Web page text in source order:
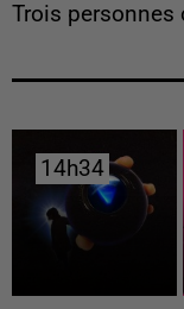
Trois personnes
14h34
14h34